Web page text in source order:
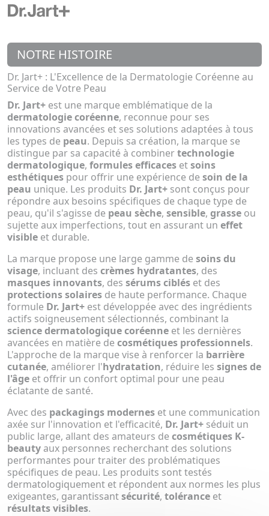
NOTRE HISTOIRE
Dr. Jart+ : L'Excellence de la Dermatologie Coréenne au
Service de Votre Peau
Dr. Jart+ est une marque emblématique de la
dermatologie coréenne, reconnue pour ses
innovations avancées et ses solutions adaptées à tous
les types de peau. Depuis sa création, la marque se
distingue par sa capacité à combinertechnologie
dermatologique, formules efficaces etsoins
esthétiques pour offrir une expérience de soin de la
peau unique. Les produits Dr. Jart+ sont conçus pour
répondre aux besoins spécifiques de chaque type de
peau, qu'il s'agisse de peau sèche, sensible, grasse ou
sujette aux imperfections, tout en assurant un effet
visible et durable.
La marque propose une large gamme de soins du
visage, incluant des crèmes hydratantes, des
masques innovants, des sérums ciblés et des
protections solaires de haute performance. Chaque
formule Dr. Jart+ est développée avec des ingrédients
actifs soigneusement sélectionnés, combinant la
science dermatologique coréenne et les dernières
avancées en matière de cosmétiques professionnels.
L'approche de la marque vise à renforcer la barrière
cutanée, améliorer l'hydratation, réduire les signes de
l'âge et offrir un confort optimal pour une peau
éclatante de santé.
Avec des packagings modernes et une communication
axée sur l'innovation et l'efficacité, Dr. Jart+ séduit un
public large, allant des amateurs de cosmétiques K-
beauty aux personnes recherchant des solutions
performantes pour traiter des problématiques
spécifiques de peau. Les produits sont testés
dermatologiquement et répondent aux normes les plus
exigeantes, garantissantsécurité, tolérance et
résultats visibles.